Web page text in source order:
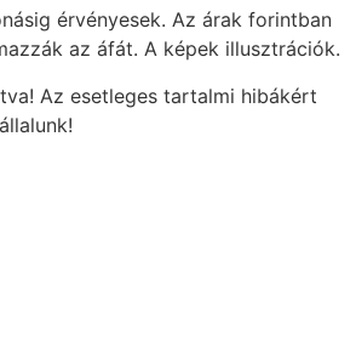
érvényesek. Az árak forintban
az áfát. A képek illusztrációk.
Az esetleges tartalmi hibákért